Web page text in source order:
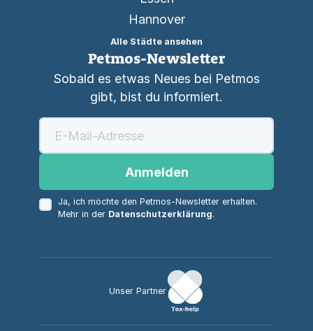
Hannover
Alle Städte ansehen
Petmos-Newsletter
Sobald es etwas Neues bei Petmos
gibt, bist du informiert.
Anmelden
Ja, ich möchte den Petmos-Newsletter erhalten.
Mehr in der Datenschutzerklärung.
Unser Partner